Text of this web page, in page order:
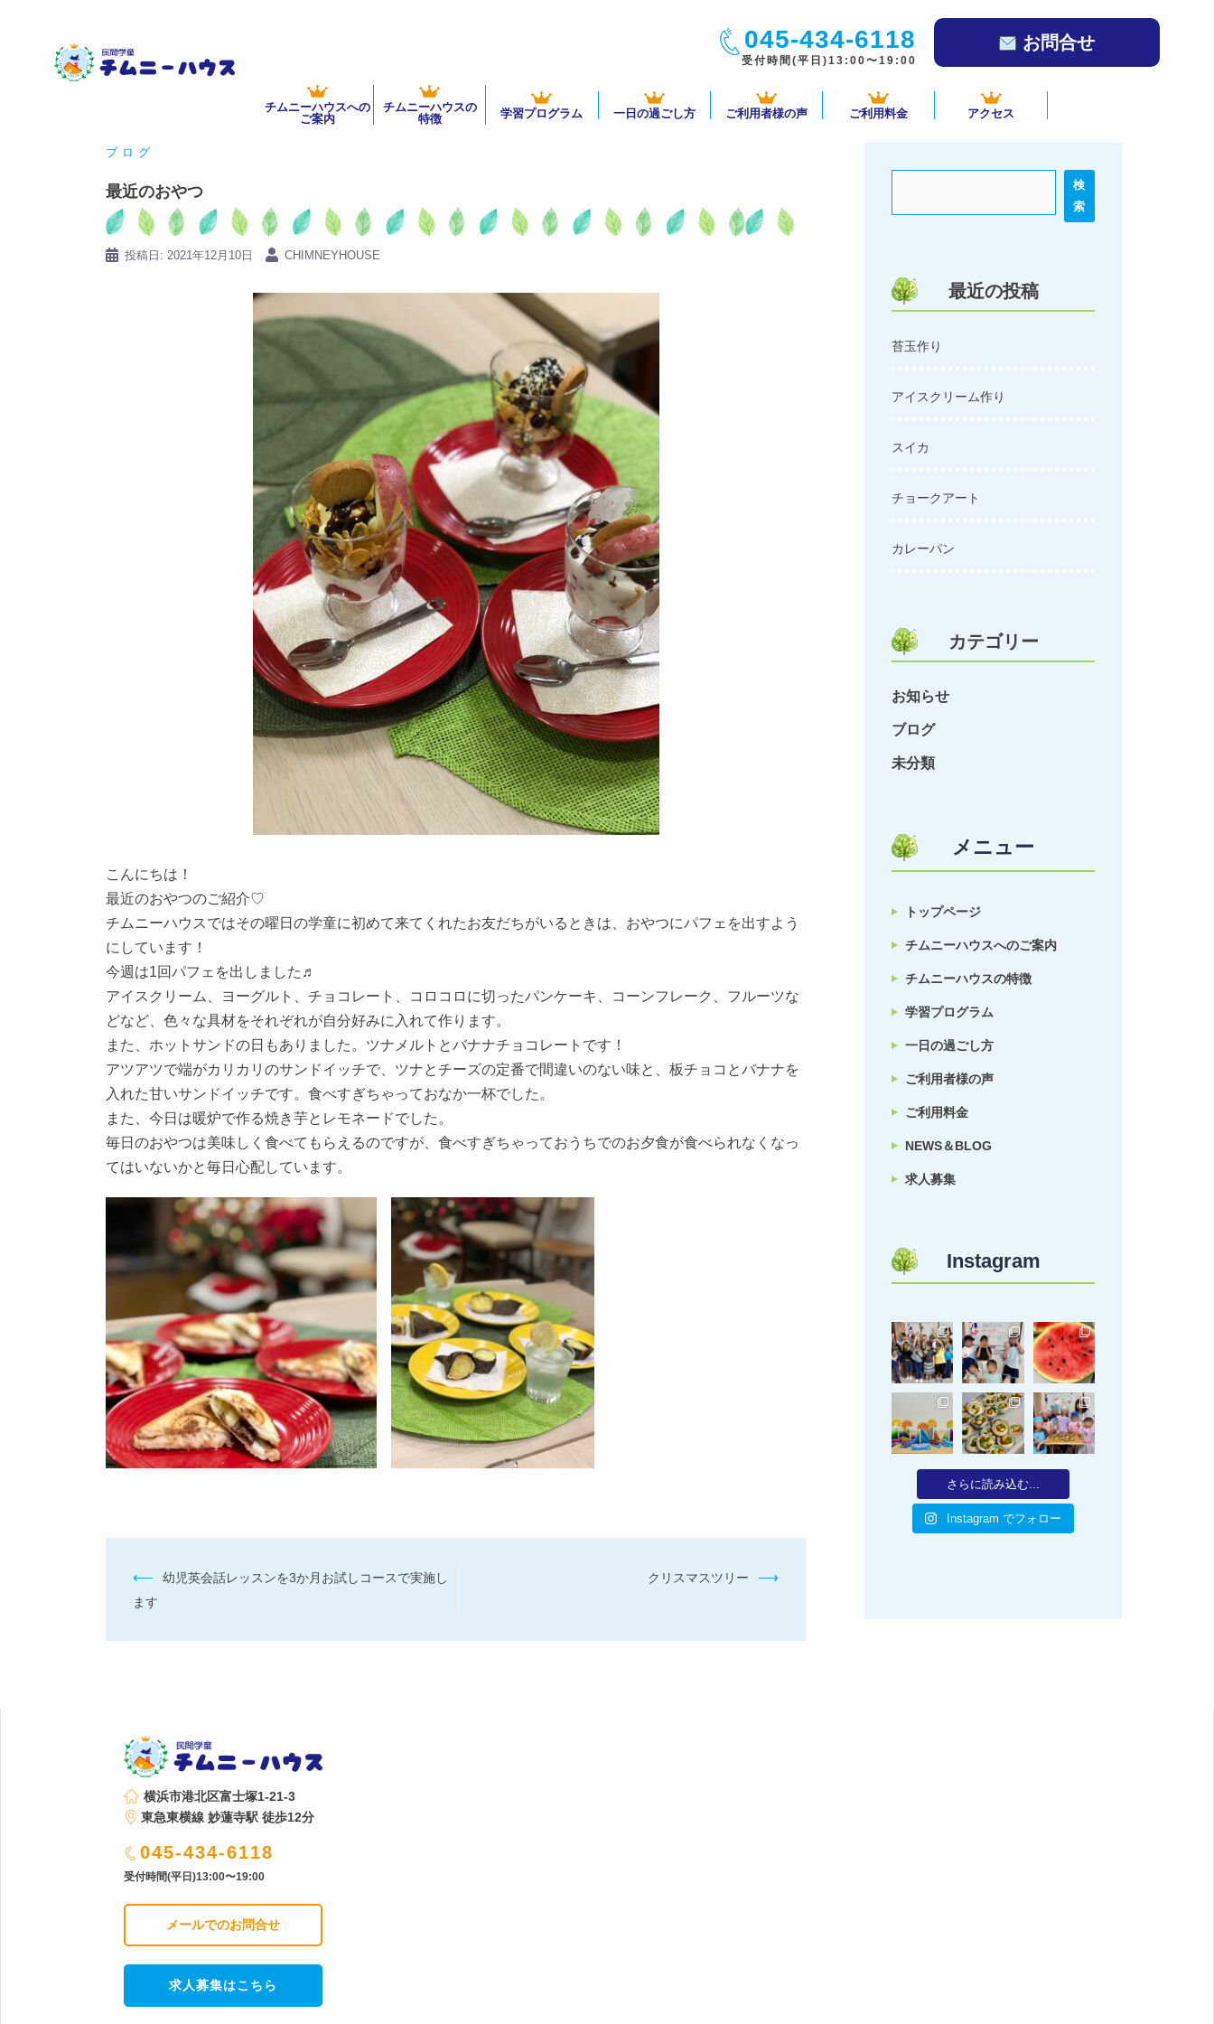
045-434-6118
受付時間(平日)13:00〜19:00
お問合せ
チムニーハウスへの
ご案内
チムニーハウスの
特徴
学習プログラム 一日の過ごし方 ご利用者様の声 ご利用料金 アクセス
ブログ
最近のおやつ
投稿日: 2021年12月10日 CHIMNEYHOUSE
こんにちは！
最近のおやつのご紹介♡
チムニーハウスではその曜日の学童に初めて来てくれたお友だちがいるときは、おやつにパフェを出すよう
にしています！
今週は1回パフェを出しました♬
アイスクリーム、ヨーグルト、チョコレート、コロコロに切ったパンケーキ、コーンフレーク、フルーツな
どなど、色々な具材をそれぞれが自分好みに入れて作ります。
また、ホットサンドの日もありました。ツナメルトとバナナチョコレートです！
アツアツで端がカリカリのサンドイッチで、ツナとチーズの定番で間違いのない味と、板チョコとバナナを
入れた甘いサンドイッチです。食べすぎちゃっておなか一杯でした。
また、今日は暖炉で作る焼き芋とレモネードでした。
毎日のおやつは美味しく食べてもらえるのですが、食べすぎちゃっておうちでのお夕食が食べられなくなっ
てはいないかと毎日心配しています。
投
稿
ナ
ン
⟵
幼児英会話レッスンを3か月お試しコースで実施し
ます
クリスマスツリー ⟶
検
索
最近の投稿
苔玉作り
アイスクリーム作り
スイカ
チョークアート
カレーパン
カテゴリー
お知らせ
ブログ
未分類
メニュー
トップページ
チムニーハウスへのご案内
チムニーハウスの特徴
学習プログラム
一日の過ごし方
ご利用者様の声
ご利用料金
NEWS＆BLOG
求人募集
Instagram
さらに読み込む...
Instagram でフォロー
横浜市港北区富士塚1-21-3
東急東横線 妙蓮寺駅 徒歩12分
045-434-6118
受付時間(平日)13:00〜19:00
メールでのお問合せ
求人募集はこちら